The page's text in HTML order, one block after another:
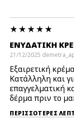
ΕΝΥΔΑΤΙΚΉ
21/12/2025
Εξαιρετική
Κατάλληλη και
επαγγελματική
δέρμα πριν το
ΠΕΡΙΣΣΌΤΕΡΕΣ